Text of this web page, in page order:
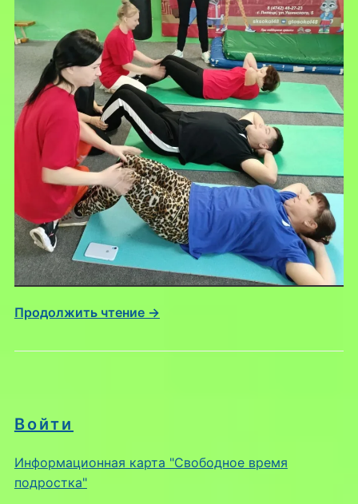
Войти
Информационная карта "Свободное время
подростка"
Продолжить чтение →